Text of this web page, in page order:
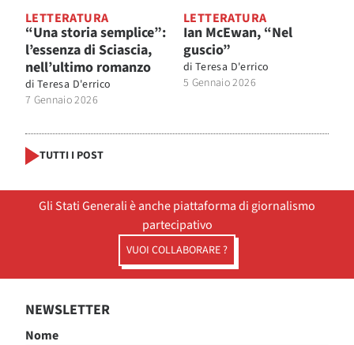
LETTERATURA
“Una storia semplice”:
l’essenza di Sciascia,
nell’ultimo romanzo
di Teresa D'errico
7 Gennaio 2026
LETTERATURA
Ian McEwan, “Nel
guscio”
di Teresa D'errico
5 Gennaio 2026
TUTTI I POST
Gli Stati Generali è anche piattaforma di giornalismo
partecipativo
VUOI COLLABORARE ?
NEWSLETTER
Nome